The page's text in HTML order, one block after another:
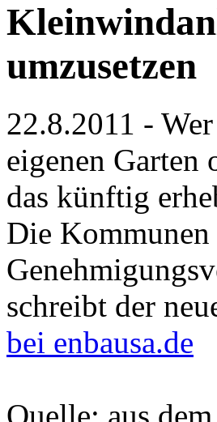
umzusetzen
22.8.2011 -
eigenen Garten
das künftig
Die Kommunen
schreibt der
bei enbausa.de
Quelle: aus